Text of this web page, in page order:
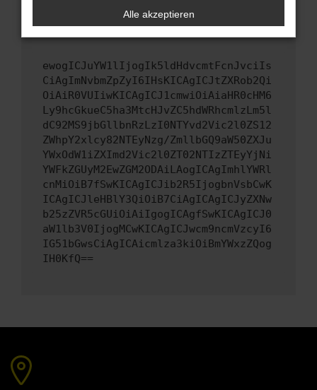
uns diesen Text schicken, um uns bei der
ewogICJuYW1lIjogIk5ldHdvcmtFcnJvciIs
CiAgImNvbmZpZyI6IHsKICAgICJtZXRob2Qi
OiAiR0VUIiwKICAgICJ1cmwiOiAiaHR0cHM6
Ly9hcGkueC5ha3MtcHJvZC5hdWRhcmlzLm5l
dC92MS9jbGllbnRzLzI0NTYvd2Vic2l0ZS12
ZWhpY2xlcy82NTEyNzg/ZmllbGQ9aW50ZXJu
YWxOdW1iZXImd2Vic2l0ZT02NTIzZTEyYjNi
YWFkZGUyM2EwZGM2ODAiLAogICAgImhlYWRl
cnMiOiB7fSwKICAgICJib2R5IjogbnVsbCwK
ICAgICJleHBlY3QiOiB7CiAgICAgICJyZXNw
b25zZVR5cGUiOiAiIgogICAgfSwKICAgICJ0
aW1lb3V0IjogMCwKICAgICJwcm9ncmVzcyI6
IG51bGwsCiAgICAicmlza3kiOiBmYWxzZQog
IH0KfQ==
Alle akzeptieren